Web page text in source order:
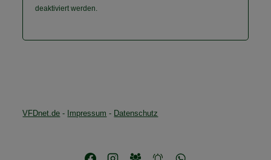
deaktiviert werden.
VFDnet.de - Impressum - Datenschutz